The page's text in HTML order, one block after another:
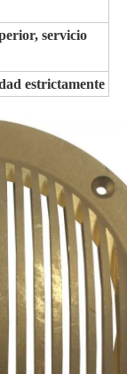
servicio
estrictamente